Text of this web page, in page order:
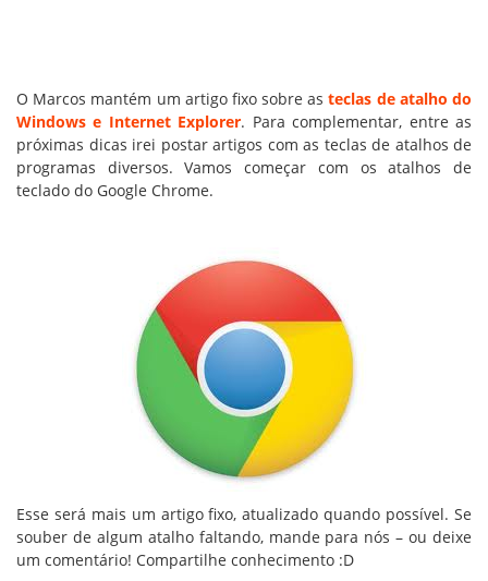
O Marcos mantém um artigo fixo sobre asteclas de atalho do
Windows e Internet Explorer. Para complementar, entre as
próximas dicas irei postar artigos com as teclas de atalhos de
programas diversos. Vamos começar com os atalhos de
teclado do Google Chrome.
Esse será mais um artigo fixo, atualizado quando possível. Se
souber de algum atalho faltando, mande para nós – ou deixe
um comentário! Compartilhe conhecimento :D